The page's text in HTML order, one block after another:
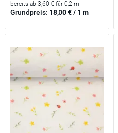
bereits ab 3,60 € für 0,2 m
Grundpreis: 18,00 € / 1 m